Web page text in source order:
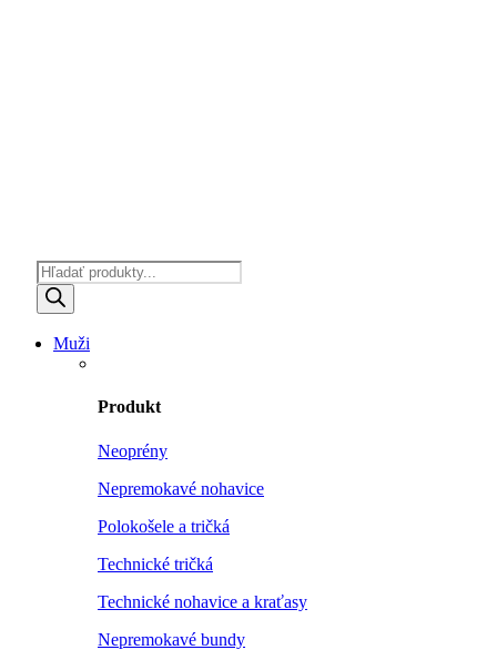
Products
search
Muži
Produkt
Neoprény
Nepremokavé nohavice
Polokošele a tričká
Technické tričká
Technické nohavice a kraťasy
Nepremokavé bundy